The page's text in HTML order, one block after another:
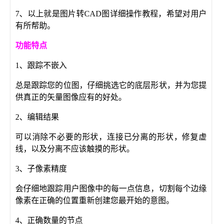
7、以上就是图片转CAD图详细操作教程，希望对用户
有所帮助。
功能特点
1、跟踪不嵌入
总是跟踪您的位图，仔细挑选它的底层形状，并为您提
供真正的矢量图像应有的好处。
2、编辑结果
可以消除不必要的形状，连接已分离的形状，修复虚
线，以及分离不应该触摸的形状。
3、子像素精度
会仔细地跟踪用户图像中的每一点信息，切割每个边缘
像素在正确的位置重新创建您最开始的意图。
4、正确数量的节点